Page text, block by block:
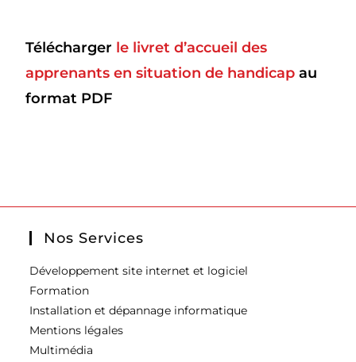
Télécharger le livret d’accueil des
apprenants en situation de handicap au
format PDF
Nos Services
Développement site internet et logiciel
Formation
Installation et dépannage informatique
Mentions légales
Multimédia